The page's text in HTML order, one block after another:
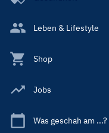
Leben & Lifestyle
Shop
Jobs
Was geschah am ...?